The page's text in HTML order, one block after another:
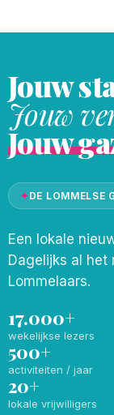
Jouw
Jouw
Jouw
✦DE LOMMELSE
Een lokale
Dagelijks al het
Lommelaars.
17.000+
wekelijkse lezers
500+
activiteiten / jaar
20+
lokale vrijwilligers